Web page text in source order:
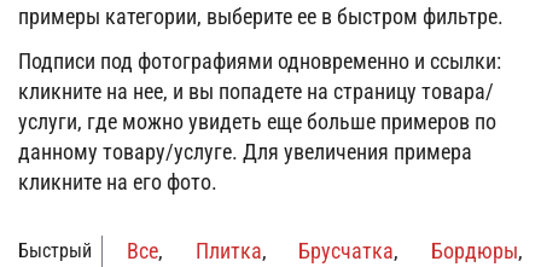
примеры категории, выберите ее в быстром фильтре.
Подписи под фотографиями одновременно и ссылки:
кликните на нее, и вы попадете на страницу товара/
услуги, где можно увидеть еще больше примеров по
данному товару/услуге. Для увеличения примера
кликните на его фото.
Быстрый
Все, Плитка, Брусчатка, Бордюры,